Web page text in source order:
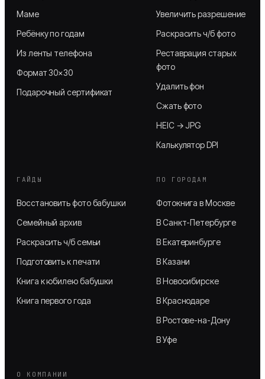
Маме
Ребёнку по годам
Из ленты телефона
Формат 30×30
Подарочный сертификат
Увеличить разрешение
Раскрасить ч/б фото
Реставрация старых
фото
Удалить фон
Сжать фото
HEIC → JPG
Калькулятор DPI
ГАЙДЫ
Восстановить фото бабушки
Семейный архив
Раскрасить ч/б семьи
Подготовить к печати
Книга к юбилею бабушки
Книга первого года
ПО ГОРОДАМ
Фотокнига в Москве
В Санкт-Петербурге
В Екатеринбурге
В Казани
В Новосибирске
В Краснодаре
В Ростове-на-Дону
В Уфе
О КОМПАНИИ